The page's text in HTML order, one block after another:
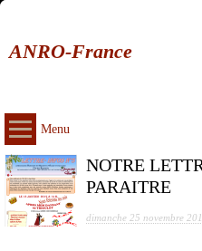
ANRO-France
Menu
NOTRE
PARAITRE
dimanche 25 novembre